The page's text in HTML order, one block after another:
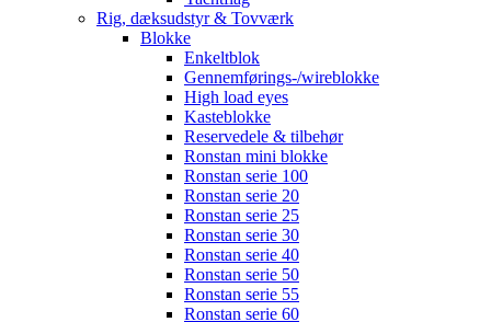
Rig, dæksudstyr & Tovværk
Blokke
Enkeltblok
Gennemførings-/wireblokke
High load eyes
Kasteblokke
Reservedele & tilbehør
Ronstan mini blokke
Ronstan serie 100
Ronstan serie 20
Ronstan serie 25
Ronstan serie 30
Ronstan serie 40
Ronstan serie 50
Ronstan serie 55
Ronstan serie 60